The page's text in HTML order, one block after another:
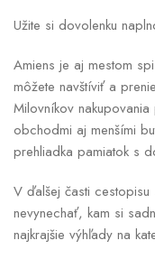
Užite si dovolenku
Amiens je aj mestom
môžete navštíviť a
Milovníkov
obchodmi aj menšími
prehliadka pamiatok s
V ďalšej časti
nevynechať, kam si
najkrajšie výhľady na